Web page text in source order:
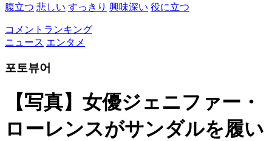
腹立つ 悲しい すっきり 興味深い 役に立つ
コメントランキング
ニュース エンタメ
포토뷰어
【写真】女優ジェニファー・
ローレンスがサンダルを履い